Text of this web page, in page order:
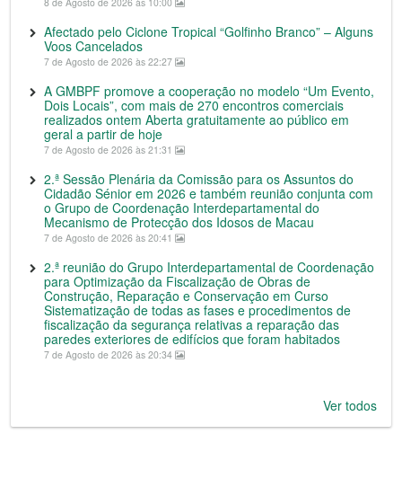
Afectado pelo Ciclone Tropical “Golfinho Branco” – Alguns
Voos Cancelados
7 de Agosto de 2026 às 22:27
A GMBPF promove a cooperação no modelo “Um Evento,
Dois Locais”, com mais de 270 encontros comerciais
realizados ontem Aberta gratuitamente ao público em
geral a partir de hoje
7 de Agosto de 2026 às 21:31
2.ª Sessão Plenária da Comissão para os Assuntos do
Cidadão Sénior em 2026 e também reunião conjunta com
o Grupo de Coordenação Interdepartamental do
Mecanismo de Protecção dos Idosos de Macau
7 de Agosto de 2026 às 20:41
2.ª reunião do Grupo Interdepartamental de Coordenação
para Optimização da Fiscalização de Obras de
Construção, Reparação e Conservação em Curso
Sistematização de todas as fases e procedimentos de
fiscalização da segurança relativas a reparação das
paredes exteriores de edifícios que foram habitados
7 de Agosto de 2026 às 20:34
Ver todos